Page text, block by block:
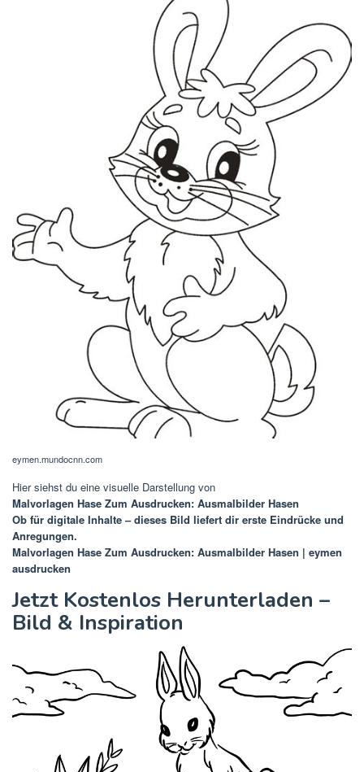
eymen.mundocnn.com
Hier siehst du eine visuelle Darstellung von
Malvorlagen Hase Zum Ausdrucken: Ausmalbilder Hasen
Ob für digitale Inhalte – dieses Bild liefert dir erste Eindrücke und
Anregungen.
Malvorlagen Hase Zum Ausdrucken: Ausmalbilder Hasen | eymen
ausdrucken
Jetzt Kostenlos Herunterladen –
Bild & Inspiration